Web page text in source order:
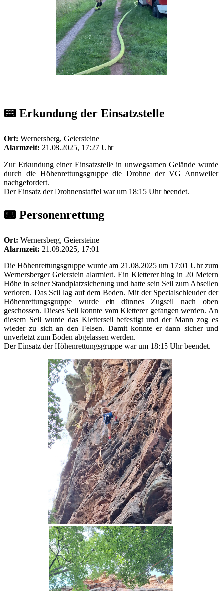
📟 Erkundung der Einsatzstelle
Ort: Wernersberg, Geiersteine
Alarmzeit: 21.08.2025, 17:27 Uhr
Zur Erkundung einer Einsatzstelle in unwegsamen Gelände wurde
durch die Höhenrettungsgruppe die Drohne der VG Annweiler
nachgefordert.
Der Einsatz der Drohnenstaffel war um 18:15 Uhr beendet.
📟 Personenrettung
Ort: Wernersberg, Geiersteine
Alarmzeit: 21.08.2025, 17:01
Die Höhenrettungsgruppe wurde am 21.08.2025 um 17:01 Uhr zum
Wernersberger Geierstein alarmiert. Ein Kletterer hing in 20 Metern
Höhe in seiner Standplatzsicherung und hatte sein Seil zum Abseilen
verloren. Das Seil lag auf dem Boden. Mit der Spezialschleuder der
Höhenrettungsgruppe wurde ein dünnes Zugseil nach oben
geschossen. Dieses Seil konnte vom Kletterer gefangen werden. An
diesem Seil wurde das Kletterseil befestigt und der Mann zog es
wieder zu sich an den Felsen. Damit konnte er dann sicher und
unverletzt zum Boden abgelassen werden.
Der Einsatz der Höhenrettungsgruppe war um 18:15 Uhr beendet.